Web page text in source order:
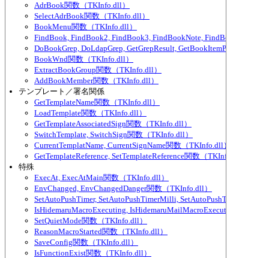
AdrBook関数（TKInfo.dll）
SelectAdrBook関数（TKInfo.dll）
BookMenu関数（TKInfo.dll）
FindBook, FindBook2, FindBook3, FindBookNote, FindBookNote2
DoBookGrep, DoLdapGrep, GetGrepResult, GetBookItemPart関数（
BookWnd関数（TKInfo.dll）
ExtractBookGroup関数（TKInfo.dll）
AddBookMember関数（TKInfo.dll）
テンプレート／署名関係
GetTemplateName関数（TKInfo.dll）
LoadTemplate関数（TKInfo.dll）
GetTemplateAssociatedSign関数（TKInfo.dll）
SwitchTemplate, SwitchSign関数（TKInfo.dll）
CurrentTemplatName, CurrentSignName関数（TKInfo.dll）
GetTemplateReference, SetTemplateReference関数（TKInfo.dll）
特殊
ExecAt, ExecAtMain関数（TKInfo.dll）
EnvChanged, EnvChangedDanger関数（TKInfo.dll）
SetAutoPushTimer, SetAutoPushTimerMilli, SetAutoPushTimerEver,
IsHidemaruMacroExecuting, IsHidemaruMailMacroExecuting関数（
SetQuietMode関数（TKInfo.dll）
ReasonMacroStarted関数（TKInfo.dll）
SaveConfig関数（TKInfo.dll）
IsFunctionExist関数（TKInfo.dll）